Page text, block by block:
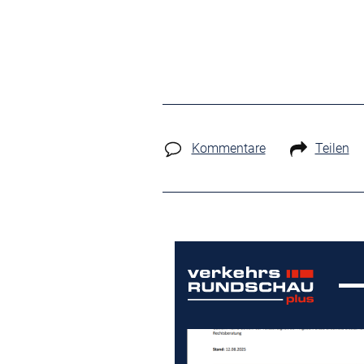
Kommentare Teilen